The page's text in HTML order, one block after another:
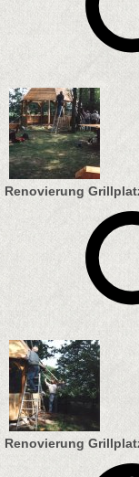
Renovierung
Renovierung